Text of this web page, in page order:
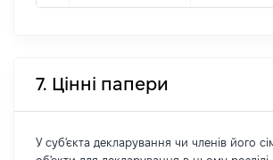
7. Цінні папери
У суб'єкта декларування чи членів його